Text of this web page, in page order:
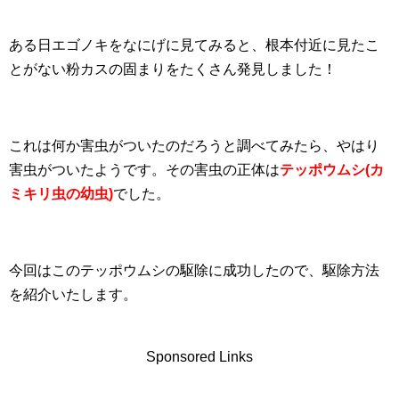
ある日エゴノキをなにげに見てみると、根本付近に見たこ
とがない粉カスの固まりをたくさん発見しました！
これは何か害虫がついたのだろうと調べてみたら、やはり
害虫がついたようです。その害虫の正体はテッポウムシ(カ
ミキリ虫の幼虫)でした。
今回はこのテッポウムシの駆除に成功したので、駆除方法
を紹介いたします。
Sponsored Links